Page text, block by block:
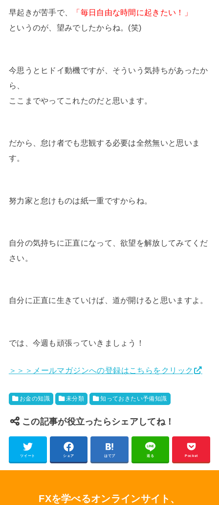
早起きが苦手で、
「毎日自由な時間に起きたい！」
というのが、望みでしたからね。(笑)
今思うとヒドイ動機ですが、そういう気持ちがあったか
ら、
ここまでやってこれたのだと思います。
だから、怠け者でも悲観する必要は全然無いと思いま
す。
努力家と怠けものは紙一重ですからね。
自分の気持ちに正直になって、欲望を解放してみてくだ
さい。
自分に正直に生きていけば、道が開けると思いますよ。
では、今週も頑張っていきましょう！
＞＞＞メールマガジンへの登録はこちらをクリック
お金の知識 未分類 知っておきたい予備知識
この記事が役立ったらシェアしてね！
ツイート シェア はてブ 送る Pocket
FXを学べるオンラインサイト、